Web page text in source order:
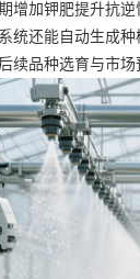
增加钾肥提升抗
统还能自动生成
续品种选育与市场